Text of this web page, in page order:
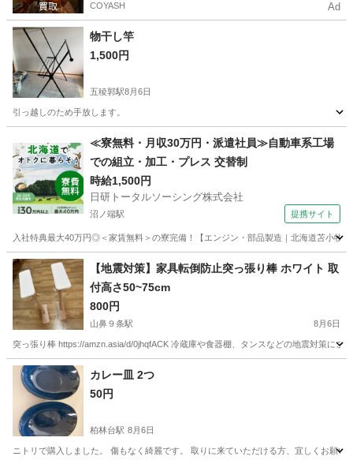
COYASH Ad
物干し竿
1,500円
五稜郭駅8月6日
引っ越しのため手放します。
五稜郭駅 洗濯用品 物干し
≪寮無料・月収30万円・派遣社員≫自動車系工場
での組立・加工・プレス 交替制
時給1,500円
日研トータルソーシング株式会社
沼ノ端駅 提携サイト
入社特典最大40万円◎＜家賃無料＞の寮完備！【エンジン・部品製造｜北海道苫小牧
北海道 苫小牧市 沼ノ端駅 その他
【地震対策】家具転倒防止突っ張り棒 ホワイト 取
付高さ50~75cm
800円
山鼻９条駅 8月6日
突っ張り棒 https://amzn.asia/d/0jhqfACK 冷蔵庫や食器棚、タンスなどの地震対策に
北海道 札幌市 山鼻９条駅
カレー皿 2つ
50円
柏林台駅 8月6日
ニトリで購入しました。 傷もなく綺麗です。 取りに来ていただける方、宜しくお願い